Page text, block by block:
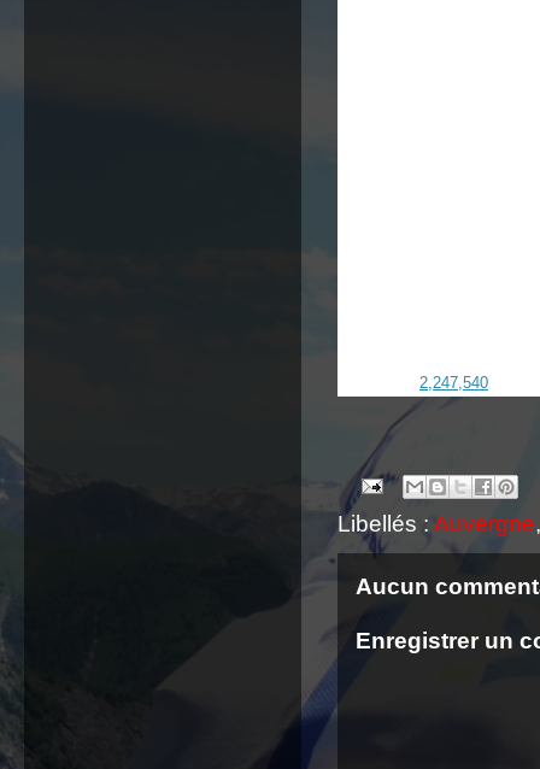
2,247,540
Libellés : Auvergne
Aucun
Enregistrer un